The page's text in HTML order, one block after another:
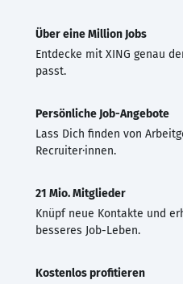
Über eine Million Jobs
Entdecke mit XING genau
passt.
Persönliche Job-Angebote
Lass Dich finden von
Recruiter·innen.
21 Mio. Mitglieder
Knüpf neue Kontakte und
besseres Job-Leben.
Kostenlos profitieren